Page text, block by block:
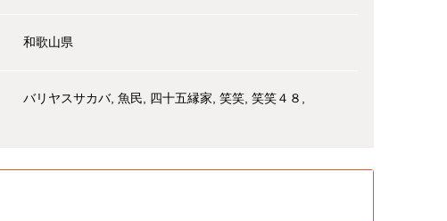
和歌山県
バリヤスサカバ 魚民 四十五縁家 笑笑 笑笑４８